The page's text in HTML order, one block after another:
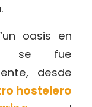
oasis en
se fue
desde
hostelero